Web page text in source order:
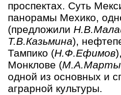
проспектах. Суть
панорамы Мехико,
(предложили
Т.В.Казьмина),
Тампико (Н.Ф.Ефимов
Монклове (
одной из основных и
аграрной культуры.